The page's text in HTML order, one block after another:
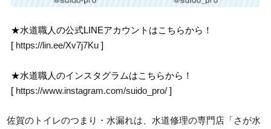
★水道職人の公式LINEアカウントはこちらから！
[ https://lin.ee/Xv7j7Ku ]
★水道職人のインスタグラムはこちらから！
[ https://www.instagram.com/suido_pro/ ]
佐賀のトイレのつまり・水漏れは、水道修理の専門店「さが水